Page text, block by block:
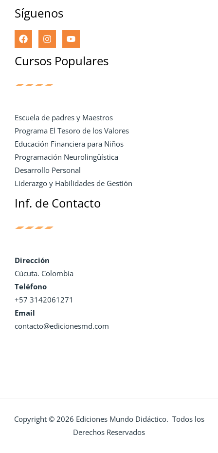
Síguenos
Cursos Populares
Escuela de padres y Maestros
Programa El Tesoro de los Valores
Educación Financiera para Niños
Programación Neurolingüística
Desarrollo Personal
Liderazgo y Habilidades de Gestión
Inf. de Contacto
Dirección
Cúcuta. Colombia
Teléfono
+57 3142061271
Email
contacto@edicionesmd.com
Copyright © 2026 Ediciones Mundo Didáctico. Todos los
Derechos Reservados